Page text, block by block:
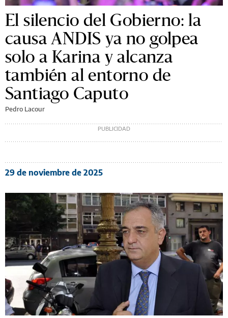
El silencio del Gobierno: la
causa ANDIS ya no golpea
solo a Karina y alcanza
también al entorno de
Santiago Caputo
Pedro Lacour
29 de noviembre de 2025